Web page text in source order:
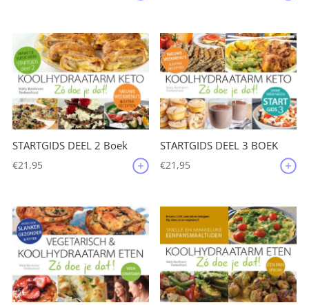
STARTGIDS DEEL 2 Boek
€21,95
STARTGIDS DEEL 3 BOEK
€21,95